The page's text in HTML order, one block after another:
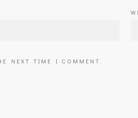
NEXT TIME I COMMENT.